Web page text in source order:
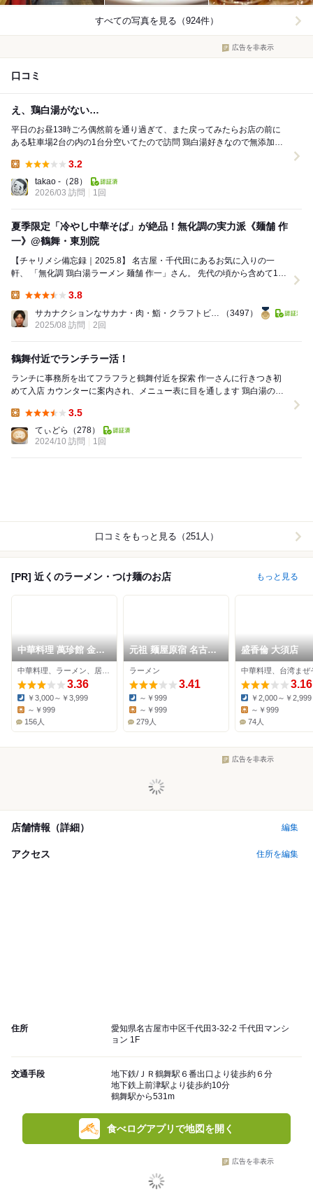
すべての写真を見る（924件）
広告を非表示
口コミ
え、鶏白湯がない…
平日のお昼13時ごろ偶然前を通り過ぎて、また戻ってみたらお店の前に
ある駐車場2台の内の1台分空いてたので訪問 鶏白湯好きなので無添加の
3.2
takao - （28）
2026/03 訪問
1回
夏季限定「冷やし中華そば」が絶品！無化調の実力派《麺舗 作
一》@鶴舞・東別院
【チャリメシ備忘録｜2025.8】 名古屋・千代田にあるお気に入りの一
軒、 「無化調 鶏白湯ラーメン 麺舗 作一」さん。 先代の頃から含めて10
3.8
サカナクションなサカナ・肉・鮨・クラフトビールハンター
（3497）
2025/08 訪問
2回
鶴舞付近でランチラー活！
ランチに事務所を出てフラフラと鶴舞付近を探索 作一さんに行きつき初
めて入店 カウンターに案内され、メニュー表に目を通します 鶏白湯の冠
3.5
てぃどら
（278）
2024/10 訪問
1回
口コミをもっと見る（251人）
[PR] 近くのラーメン・つけ麺のお店 もっと見る
中華料理 萬珍館 金山
店
3.36
Dinner:
￥3,000～￥3,999
～￥999
156人
元祖 麺屋原宿 名古屋
金山店
ラーメン
3.41
Dinner:
～￥999
～￥999
279人
盛香倫 大須店
3.16
Dinner:
￥2,000～￥2,999
Lunch:
～￥999
74人
広告を非表示
店舗情報（詳細） 編集
アクセス 住所を編集
住所
愛知県名古屋市中区千代田3-32-2 千代田マンシ
ョン 1F
交通手段
地下鉄/ＪＲ鶴舞駅６番出口より徒歩約６分
地下鉄上前津駅より徒歩約10分
鶴舞駅から531m
食べログアプリで地図を開く
広告を非表示